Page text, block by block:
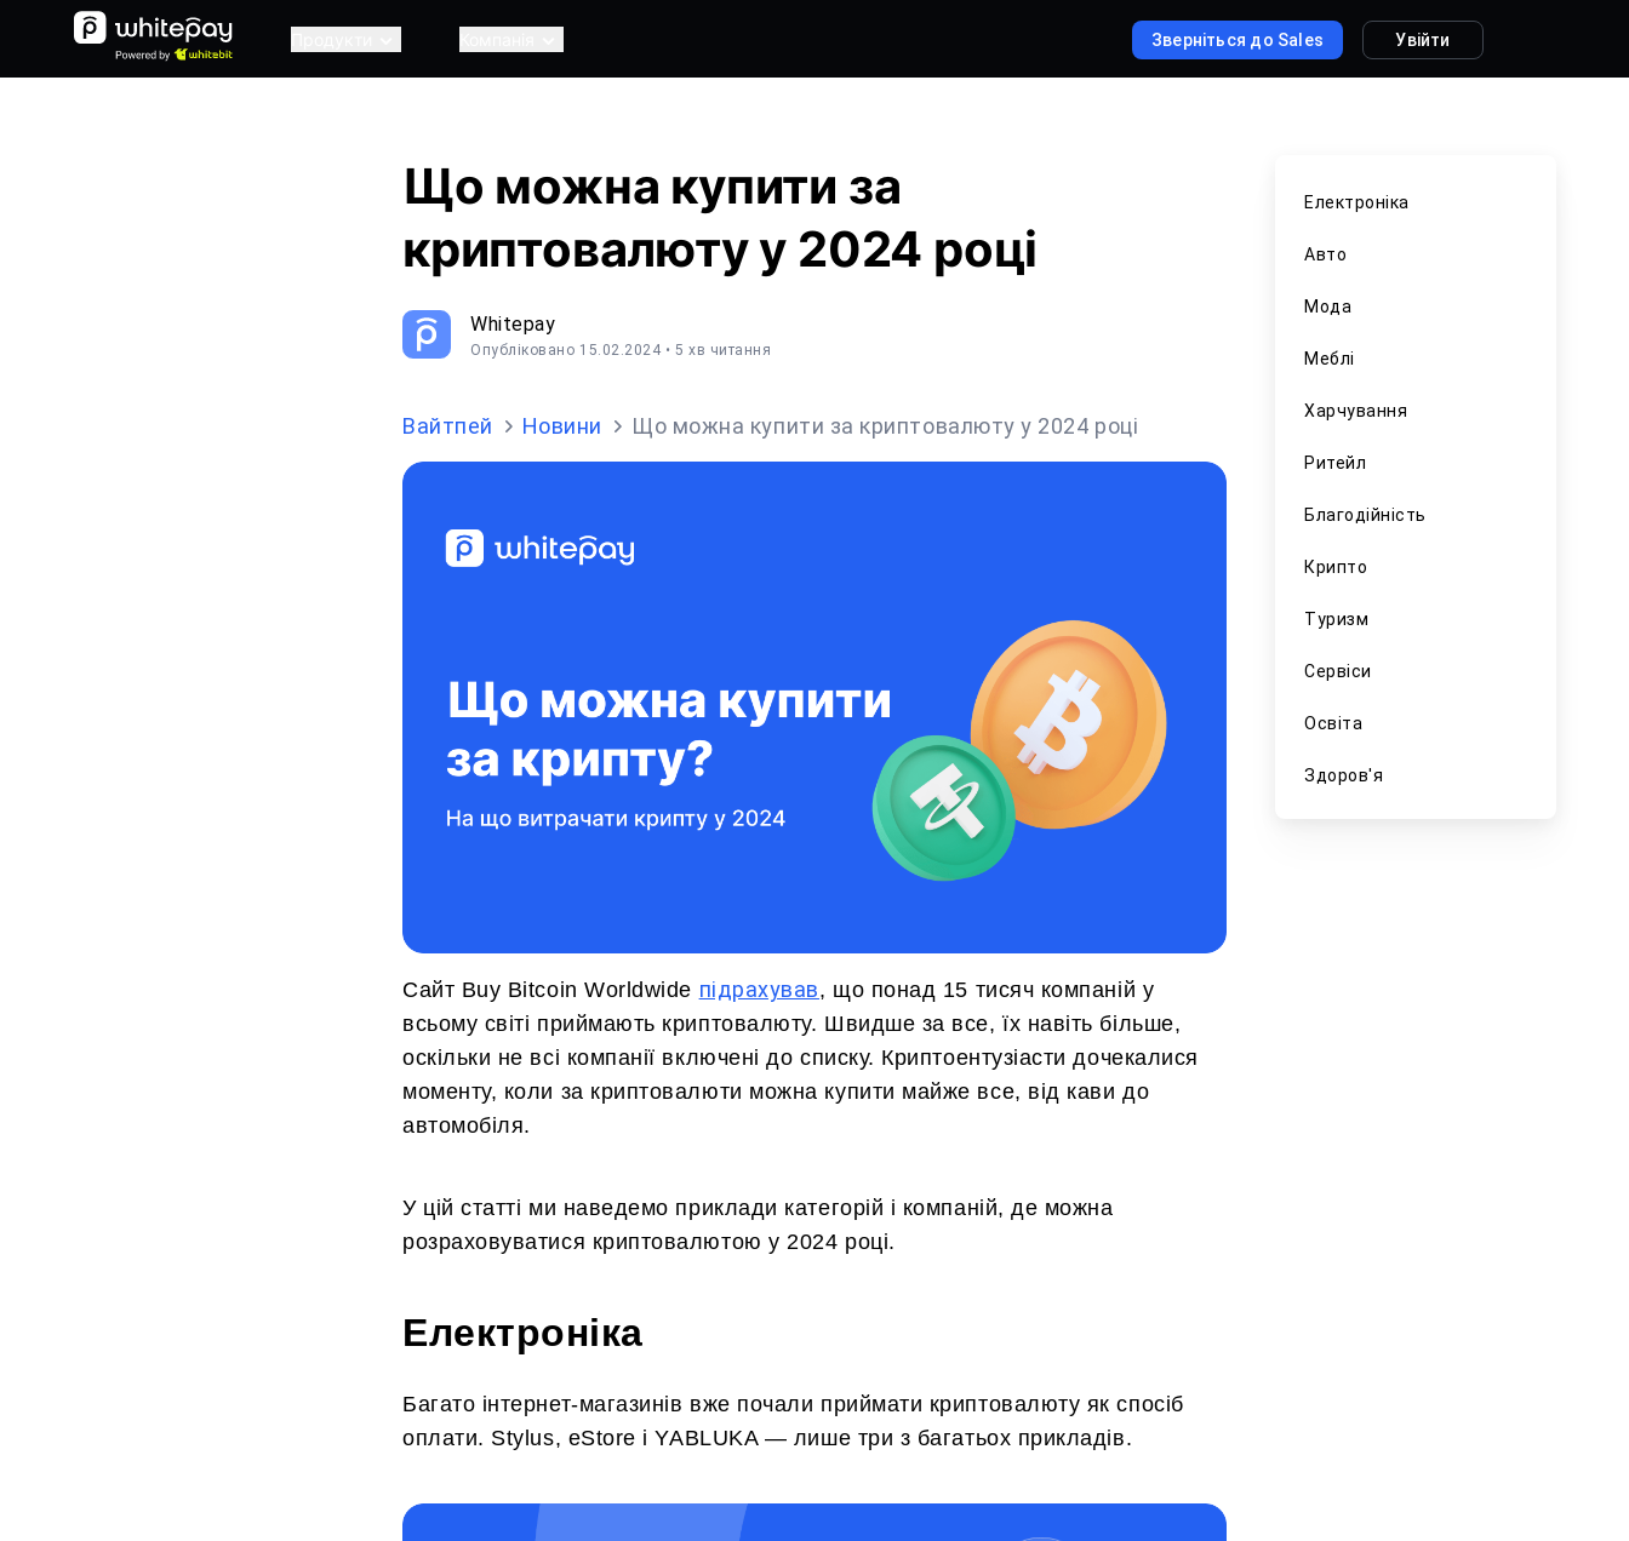
Зверніться до Sales Увійти
Електроніка
Авто
Мода
Меблі
Харчування
Ритейл
Благодійність
Крипто
Туризм
Сервіси
Освіта
Здоров'я
Що можна купити за
криптовалюту у 2024 році
Whitepay
Опубліковано 15.02.2024 • 5 хв читання
Вайтпей Новини Що можна купити за криптовалюту у 2024 році
Сайт Buy Bitcoin Worldwide підрахував, що понад 15 тисяч компаній у
всьому світі приймають криптовалюту. Швидше за все, їх навіть більше,
оскільки не всі компанії включені до списку. Криптоентузіасти дочекалися
моменту, коли за криптовалюти можна купити майже все, від кави до
автомобіля.
У цій статті ми наведемо приклади категорій і компаній, де можна
розраховуватися криптовалютою у 2024 році.
Електроніка
Багато інтернет-магазинів вже почали приймати криптовалюту як спосіб
оплати. Stylus, eStore і YABLUKA — лише три з багатьох прикладів.